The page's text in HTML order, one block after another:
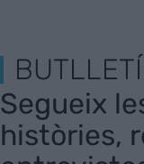
BUTLLETÍ
Segueix
històries,